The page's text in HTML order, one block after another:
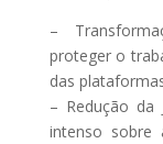
–
proteger o
das
– Redução da
intenso sobre